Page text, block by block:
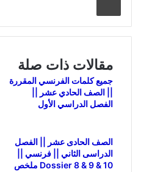
مقالات ذات صلة
جميع كلمات الفرنسي المقررة
|| الصف الحادي عشر ||
الفصل الدراسي الأول
الصف الحادى عشر || الفصل
الدراسى الثاني || فرنسي ||
Dossier 8 & 9 & 10 ملخص